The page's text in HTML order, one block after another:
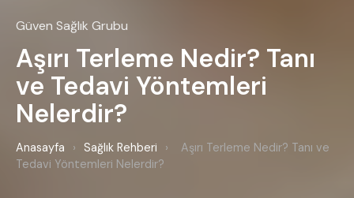
Güven Sağlık Grubu
Aşırı Terleme Nedir? Tanı
ve Tedavi Yöntemleri
Nelerdir?
Anasayfa › Sağlık Rehberi ›
Aşırı Terleme Nedir? Tanı ve
Tedavi Yöntemleri Nelerdir?